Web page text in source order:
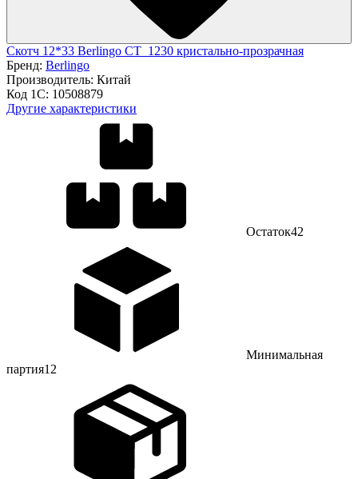
Скотч 12*33 Berlingo CT_1230 кристально-прозрачная
Бренд: Berlingo
Производитель: Китай
Код 1С: 10508879
Другие характеристики
Остаток42
Минимальная
партия12